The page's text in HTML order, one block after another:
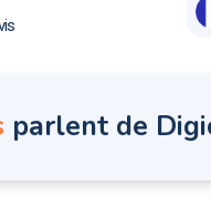
parlent de